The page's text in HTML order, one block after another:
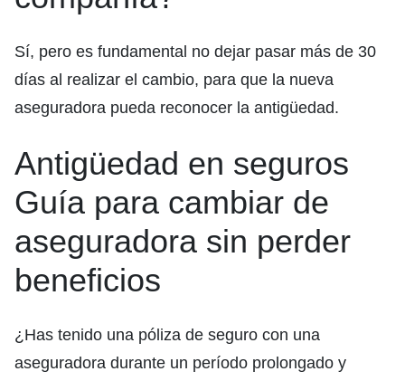
Sí, pero es fundamental no dejar pasar más de 30
días al realizar el cambio, para que la nueva
aseguradora pueda reconocer la antigüedad.
Antigüedad en seguros
Guía para cambiar de
aseguradora sin perder
beneficios
¿Has tenido una póliza de seguro con una
aseguradora durante un período prolongado y